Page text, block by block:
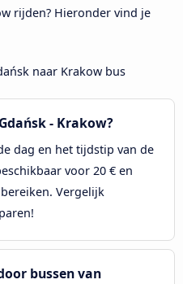
rijden? Hieronder vind je
naar Krakow bus
- Krakow?
dag en het tijdstip van de
voor 20 € en
Vergelijk
bussen van